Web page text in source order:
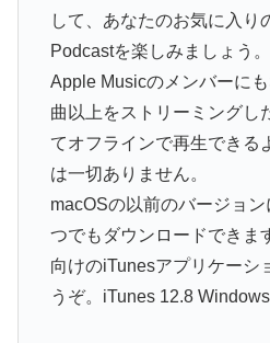
して、あなたのお気に入り
Podcastを楽しみましょう
Apple Musicのメンバーに
曲以上をストリーミングし
てオフラインで再生できる
は一切ありません。
macOSの以前のバージョ
つでもダウンロードできま
向けのiTunesアプリケーシ
うぞ。iTunes 12.8